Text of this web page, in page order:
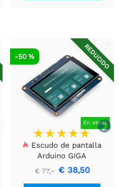

REDUCIDO
En stock
-50 %
Escudo de pantalla
Arduino GIGA
€ 77,- € 38,50